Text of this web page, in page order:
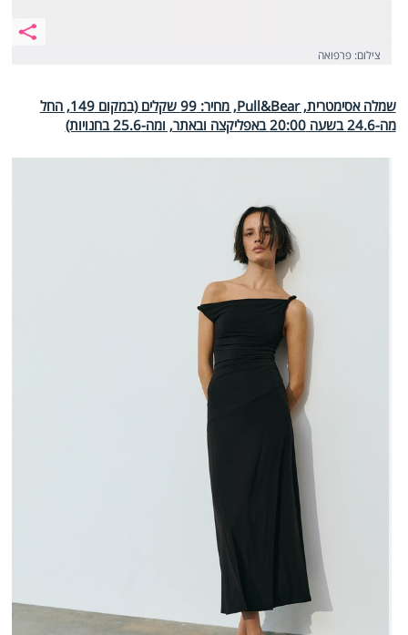
צילום: פרפואה
שמלה אסימטרית, Pull&Bear, מחיר: 99 שקלים (במקום 149, החל
מה-24.6 בשעה 20:00 באפליקצה ובאתר, ומה-25.6 בחנויות)